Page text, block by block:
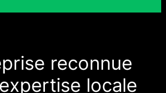
reconnue
locale